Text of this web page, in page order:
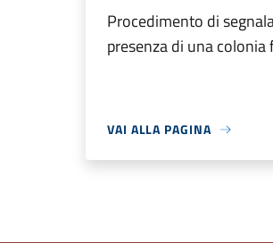
Procedimento di
presenza di una colonia
VAI ALLA PAGINA